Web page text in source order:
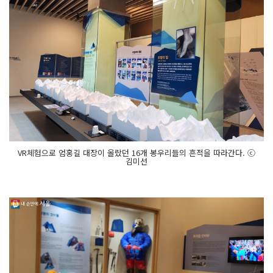
VR체험으로 엄홍길 대장이 올랐던 16개 봉우리들의 흔적을 따라간다. ⓒ
김미선